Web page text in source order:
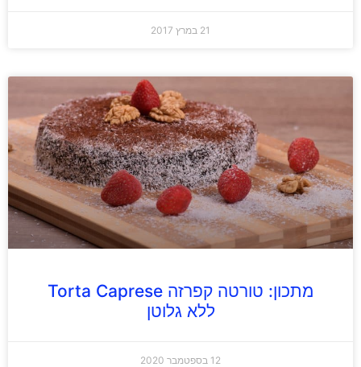
21 במרץ 2017
מתכון: טורטה קפרזה Torta Caprese
ללא גלוטן
12 בספטמבר 2020